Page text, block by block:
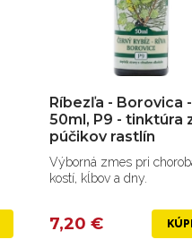
Ríbezľa - Borovica
50ml, P9 - tinktúra
púčikov rastlín
Výborná zmes pri
kostí, kĺbov a dny.
7,20 €